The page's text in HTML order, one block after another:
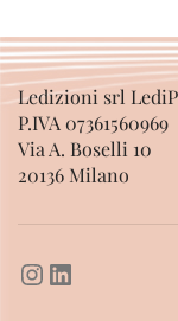
Ledizioni srl
P.IVA 07361560969
Via A. Boselli 10
20136 Milano